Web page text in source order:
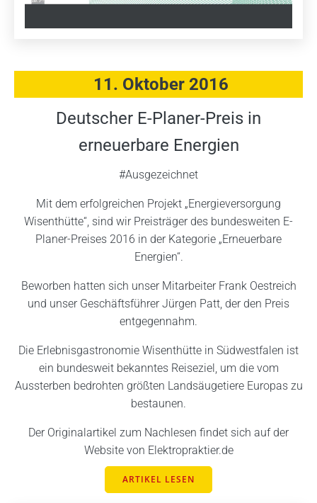
11. Oktober 2016
Deutscher E-Planer-Preis in
erneuerbare Energien
#Ausgezeichnet
Mit dem erfolgreichen Projekt „Energieversorgung
Wisenthütte“, sind wir Preisträger des bundesweiten E-
Planer-Preises 2016 in der Kategorie „Erneuerbare
Energien“.
Beworben hatten sich unser Mitarbeiter Frank Oestreich
und unser Geschäftsführer Jürgen Patt, der den Preis
entgegennahm.
Die Erlebnisgastronomie Wisenthütte in Südwestfalen ist
ein bundesweit bekanntes Reiseziel, um die vom
Aussterben bedrohten größten Landsäugetiere Europas zu
bestaunen.
Der Originalartikel zum Nachlesen findet sich auf der
Website von Elektropraktier.de
ARTIKEL LESEN